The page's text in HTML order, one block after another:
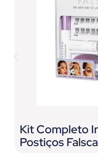
Kit Completo
Postiços